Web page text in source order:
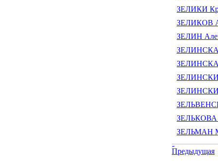
ЗЕЛИКИ
ЗЕЛИКОВ
ЗЕЛИН
ЗЕЛЬКОВА
ЗЕЛЬМАН
Предыдущая